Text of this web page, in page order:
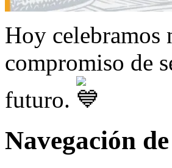
Hoy celebramos
compromiso de
futuro.
Navegación